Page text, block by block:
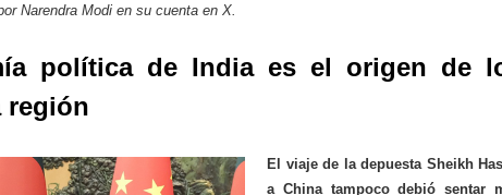
Narendra Modi en su cuenta en X.
política de India es el origen de
región
El viaje de la depuesta Sheikh
a China tampoco debió sentar